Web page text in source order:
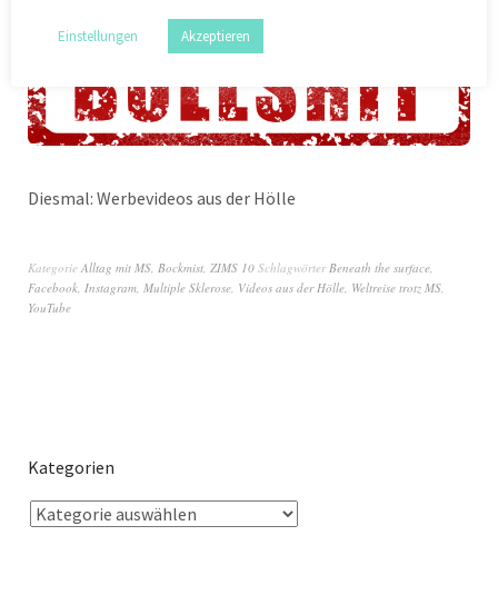
Diesmal: Werbevideos aus der Hölle
Kategorie Alltag mit MS Bockmist ZIMS 10 Schlagwörter Beneath the surface
Facebook Instagram Multiple Sklerose Videos aus der Hölle Weltreise trotz MS
YouTube
Kategorien
Einstellungen Akzeptieren